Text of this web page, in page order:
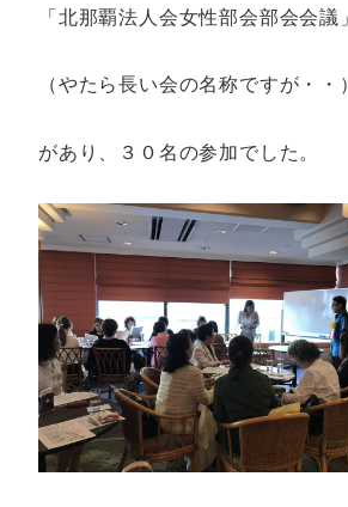
「北那覇法人会女性部会部会会議」
（やたら長い会の名称ですが・・）
があり、３０名の参加でした。